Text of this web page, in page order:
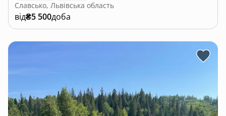
Славсько, Львівська область
від₴5 500доба